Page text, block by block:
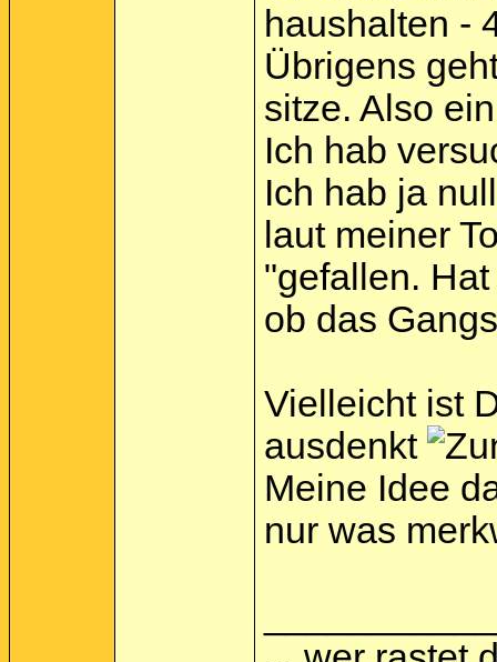
haushalten -
Übrigens
sitze. Also
Ich hab
Ich hab ja
laut meiner
"gefallen.
ob das
Vielleicht ist
ausdenkt
Meine Idee
nur was